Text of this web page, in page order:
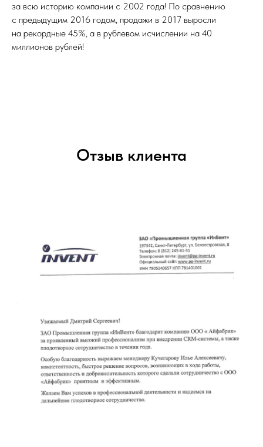
за всю историю компании с 2002 года! По сравнению
с предыдущим 2016 годом, продажи в 2017 выросли
на рекордные 45%, а в рублевом исчислении на 40
миллионов рублей!
Отзыв клиента